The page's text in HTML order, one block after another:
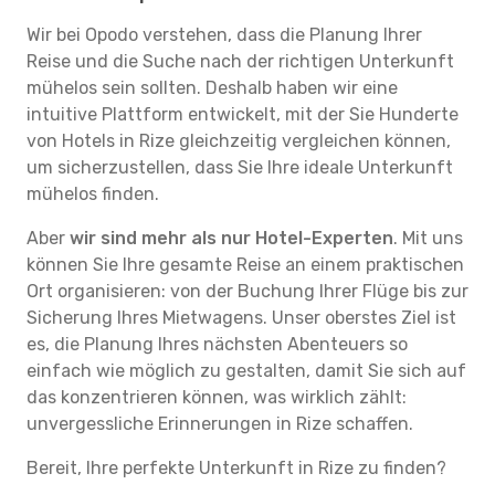
Wir bei Opodo verstehen, dass die Planung Ihrer
Reise und die Suche nach der richtigen Unterkunft
mühelos sein sollten. Deshalb haben wir eine
intuitive Plattform entwickelt, mit der Sie Hunderte
von Hotels in Rize gleichzeitig vergleichen können,
um sicherzustellen, dass Sie Ihre ideale Unterkunft
mühelos finden.
Aber wir sind mehr als nur Hotel-Experten. Mit uns
können Sie Ihre gesamte Reise an einem praktischen
Ort organisieren: von der Buchung Ihrer Flüge bis zur
Sicherung Ihres Mietwagens. Unser oberstes Ziel ist
es, die Planung Ihres nächsten Abenteuers so
einfach wie möglich zu gestalten, damit Sie sich auf
das konzentrieren können, was wirklich zählt:
unvergessliche Erinnerungen in Rize schaffen.
Bereit, Ihre perfekte Unterkunft in Rize zu finden?